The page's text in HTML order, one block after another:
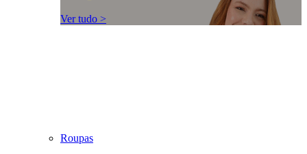
Ver tudo >
Roupas